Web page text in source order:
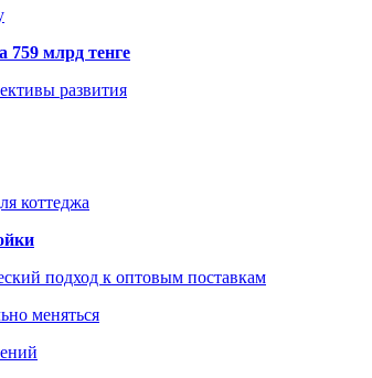
759 млрд тенге
развития
коттеджа
подход к оптовым поставкам
меняться